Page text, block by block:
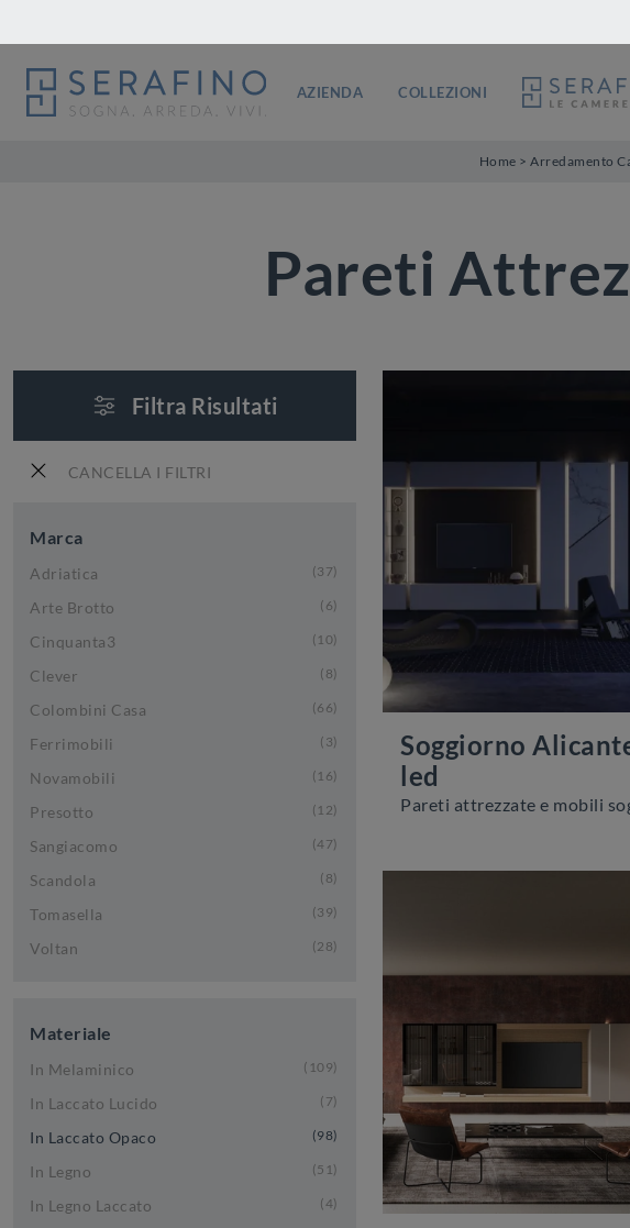
AZIENDA COLLEZIONI
Home > Arredamento
Pareti
Filtra Risultati
CANCELLA I FILTRI
Marca
Adriatica 37
Arte Brotto 6
Cinquanta3 10
Clever 8
Colombini Casa 66
Ferrimobili 3
Novamobili 16
Presotto 12
Sangiacomo 47
Scandola 8
Tomasella 39
Voltan 28
Materiale
In Melaminico 109
In Laccato Lucido 7
In Laccato Opaco 98
In Legno 51
In Legno Laccato 4
Soggiorno
led